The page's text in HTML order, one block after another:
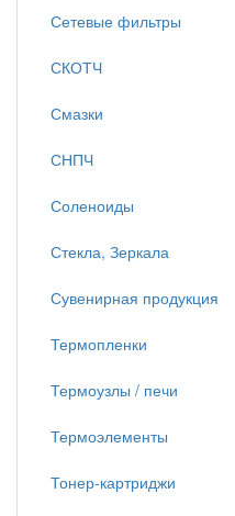
Сетевые фильтры
СКОТЧ
Смазки
СНПЧ
Соленоиды
Стекла, Зеркала
Сувенирная продукция
Термопленки
Термоузлы / печи
Термоэлементы
Тонер-картриджи